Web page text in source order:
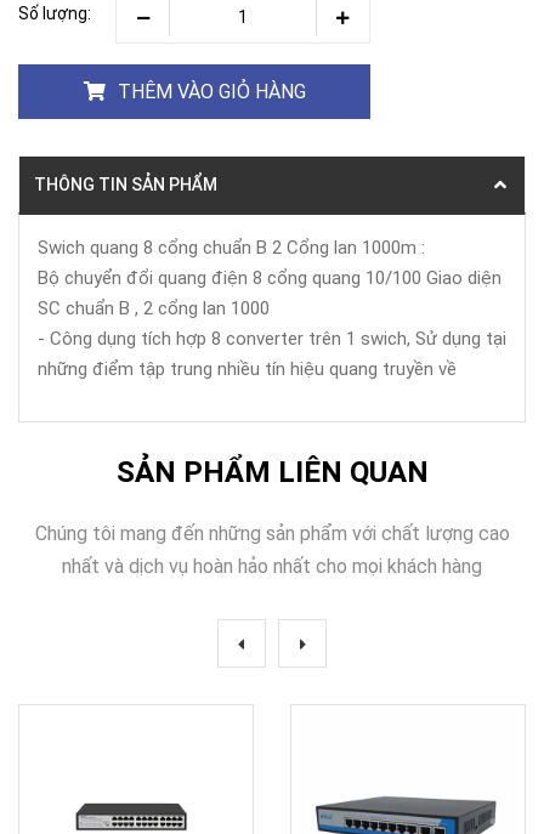
Số lượng:
THÊM VÀO GIỎ HÀNG
THÔNG TIN SẢN PHẨM
Swich quang 8 cổng chuẩn B 2 Cổng lan 1000m :
Bộ chuyển đổi quang điện 8 cổng quang 10/100 Giao diện
SC chuẩn B , 2 cổng lan 1000
- Công dụng tích hợp 8 converter trên 1 swich, Sử dụng tại
những điểm tập trung nhiều tín hiệu quang truyền về
SẢN PHẨM LIÊN QUAN
Chúng tôi mang đến những sản phẩm với chất lượng cao
nhất và dịch vụ hoàn hảo nhất cho mọi khách hàng